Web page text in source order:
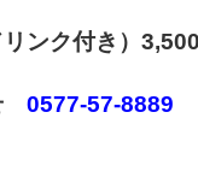
ンク付き）
0577-57-8889